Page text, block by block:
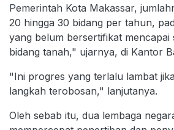
Pemerintah Kota Makassar,
20 hingga 30 bidang per tahun,
yang belum bersertifikat mencapai
bidang tanah," ujarnya, di Kantor
"Ini progres yang terlalu lambat
langkah terobosan," lanjutanya.
Oleh sebab itu, dua lembaga